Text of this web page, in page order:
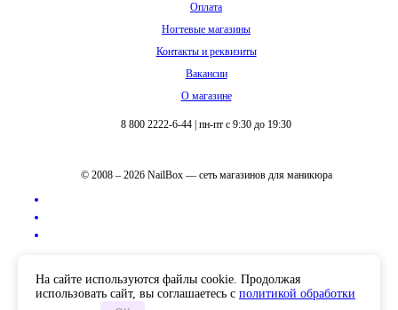
Оплата
Ногтевые магазины
Контакты и реквизиты
Вакансии
О магазине
8 800 2222-6-44 пн-пт с 9:30 до 19:30
© 2008 – 2026 NailBox — сеть магазинов для маникюра
На сайте используются файлы cookie. Продолжая
использовать сайт, вы соглашаетесь с политикой обработки